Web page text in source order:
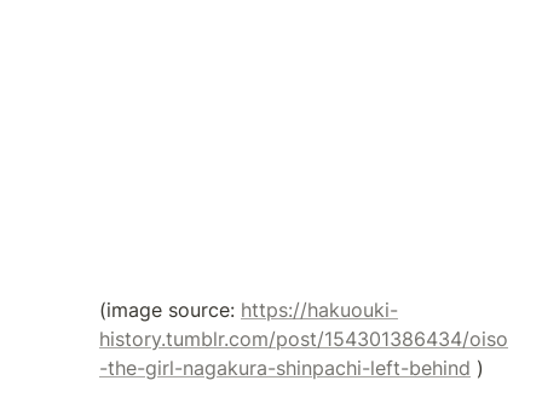
(image source: https://hakuouki-
history.tumblr.com/post/154301386434/oiso
-the-girl-nagakura-shinpachi-left-behind )